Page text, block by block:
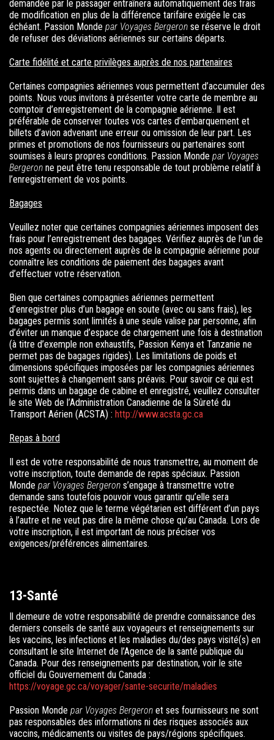
demandée par le passager entraînera automatiquement des frais
de modification en plus de la différence tarifaire exigée le cas
échéant. Passion Monde par Voyages Bergeron se réserve le droit
de refuser des déviations aériennes sur certains départs.
Carte fidélité et carte privilèges auprès de nos partenaires
Certaines compagnies aériennes vous permettent d’accumuler des
points. Nous vous invitons à présenter votre carte de membre au
comptoir d’enregistrement de la compagnie aérienne. Il est
préférable de conserver toutes vos cartes d’embarquement et
billets d’avion advenant une erreur ou omission de leur part. Les
primes et promotions de nos fournisseurs ou partenaires sont
soumises à leurs propres conditions. Passion Monde par Voyages
Bergeron ne peut être tenu responsable de tout problème relatif à
l’enregistrement de vos points.
Bagages
Veuillez noter que certaines compagnies aériennes imposent des
frais pour l’enregistrement des bagages. Vérifiez auprès de l’un de
nos agents ou directement auprès de la compagnie aérienne pour
connaître les conditions de paiement des bagages avant
d’effectuer votre réservation.
Bien que certaines compagnies aériennes permettent
d’enregistrer plus d’un bagage en soute (avec ou sans frais), les
bagages permis sont limités à une seule valise par personne, afin
d’éviter un manque d’espace de chargement une fois à destination
(à titre d’exemple non exhaustifs, Passion Kenya et Tanzanie ne
permet pas de bagages rigides). Les limitations de poids et
dimensions spécifiques imposées par les compagnies aériennes
sont sujettes à changement sans préavis. Pour savoir ce qui est
permis dans un bagage de cabine et enregistré, veuillez consulter
le site Web de l’Administration Canadienne de la Sûreté du
Transport Aérien (ACSTA) : http://www.acsta.gc.ca
Repas à bord
Il est de votre responsabilité de nous transmettre, au moment de
votre inscription, toute demande de repas spéciaux. Passion
Monde par Voyages Bergeron s’engage à transmettre votre
demande sans toutefois pouvoir vous garantir qu’elle sera
respectée. Notez que le terme végétarien est différent d’un pays
à l’autre et ne veut pas dire la même chose qu’au Canada. Lors de
votre inscription, il est important de nous préciser vos
exigences/préférences alimentaires.
13-Santé
Il demeure de votre responsabilité de prendre connaissance des
derniers conseils de santé aux voyageurs et renseignements sur
les vaccins, les infections et les maladies du/des pays visité(s) en
consultant le site Internet de l’Agence de la santé publique du
Canada. Pour des renseignements par destination, voir le site
officiel du Gouvernement du Canada :
https://voyage.gc.ca/voyager/sante-securite/maladies
Passion Monde par Voyages Bergeron et ses fournisseurs ne sont
pas responsables des informations ni des risques associés aux
vaccins, médicaments ou visites de pays/régions spécifiques.